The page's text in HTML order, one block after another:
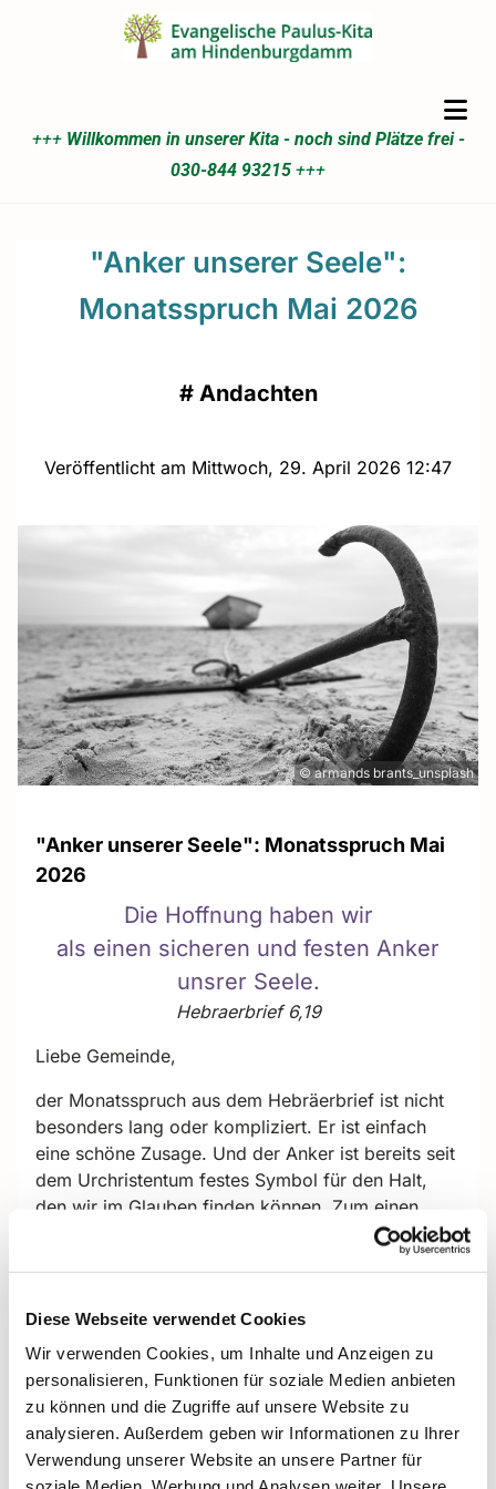
Diese Webseite verwendet Cookies
Wir verwenden Cookies, um Inhalte und Anzeigen zu
personalisieren, Funktionen für soziale Medien anbieten
zu können und die Zugriffe auf unsere Website zu
analysieren. Außerdem geben wir Informationen zu Ihrer
Verwendung unserer Website an unsere Partner für
+++ Willkommen in unserer Kita - noch sind Plätze frei -
030-844 93215 +++
"Anker unserer Seele":
Monatsspruch Mai 2026
# Andachten
Veröffentlicht am Mittwoch, 29. April 2026 12:47
© armands brants_unsplash
"Anker unserer Seele": Monatsspruch Mai
2026
Die Hoffnung haben wir
als einen sicheren und festen Anker
unsrer Seele.
Hebraerbrief 6,19
Liebe Gemeinde,
der Monatsspruch aus dem Hebräerbrief ist nicht
besonders lang oder kompliziert. Er ist einfach
eine schöne Zusage. Und der Anker ist bereits seit
dem Urchristentum festes Symbol für den Halt,
den wir im Glauben finden können. Zum einen
durch eben diesen Vers, zum andern aufgrund
nachdachte, bemerkte ich allerdings, dass ich fast
nichts über Anker weiß. In meiner Vorstellung war
ein Anker wohl wie die Handbremse im Auto: Lässt
man ihn hinab, hält er das Schiff an seinem Platz.
Also habe ich mich kurzerhand belesen und
natürlich habe ich entdeckt: Das mit dem „vor